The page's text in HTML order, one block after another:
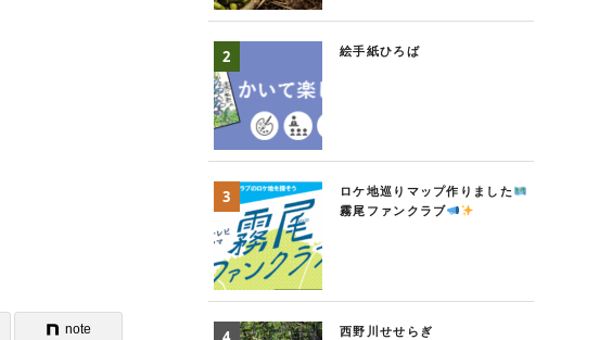
note
絵手紙ひろば
ロケ地巡りマップ作りました
霧尾ファンクラブ
西野川せせらぎ